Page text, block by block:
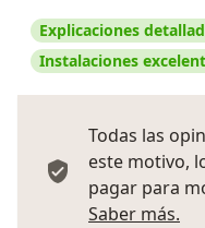
Explicaciones
Instalaciones
Todas las
este motivo,
pagar para
Saber más.